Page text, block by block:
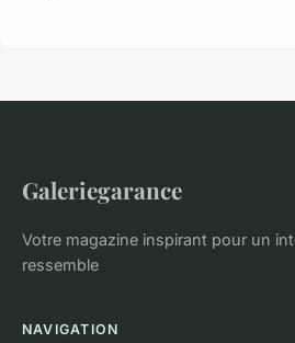
Galeriegarance
Votre magazine inspirant pour un
ressemble
NAVIGATION